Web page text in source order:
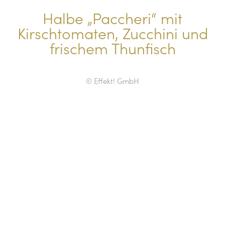
Halbe „Paccheri“ mit
Kirschtomaten, Zucchini und
frischem Thunfisch
© Effekt! GmbH